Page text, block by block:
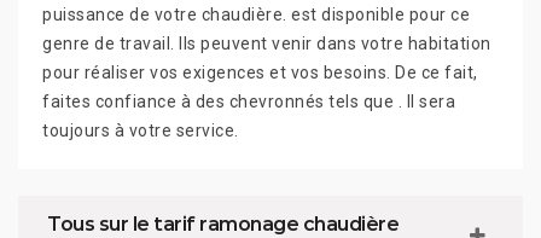
puissance de votre chaudière. est disponible pour ce
genre de travail. Ils peuvent venir dans votre habitation
pour réaliser vos exigences et vos besoins. De ce fait,
faites confiance à des chevronnés tels que . Il sera
toujours à votre service.
Tous sur le tarif ramonage chaudière